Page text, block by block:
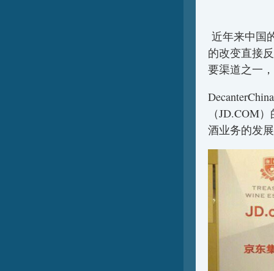
近年来中国
的改变直接
要渠道之一
（JD.COM
酒业务的发